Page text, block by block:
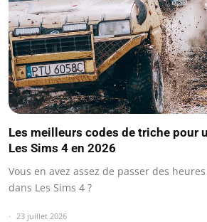
Les meilleurs codes de triche pour
Les Sims 4 en 2026
Vous en avez assez de passer des
dans Les Sims 4 ?
23 juillet 2026